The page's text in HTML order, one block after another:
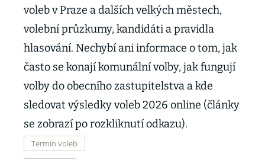
voleb v Praze a dalších velkých městech,
volební průzkumy, kandidáti a pravidla
hlasování. Nechybí ani informace o tom, jak
často se konají komunální volby, jak fungují
volby do obecního zastupitelstva a kde
sledovat výsledky voleb 2026 online (články
se zobrazí po rozkliknutí odkazu).
Termín voleb